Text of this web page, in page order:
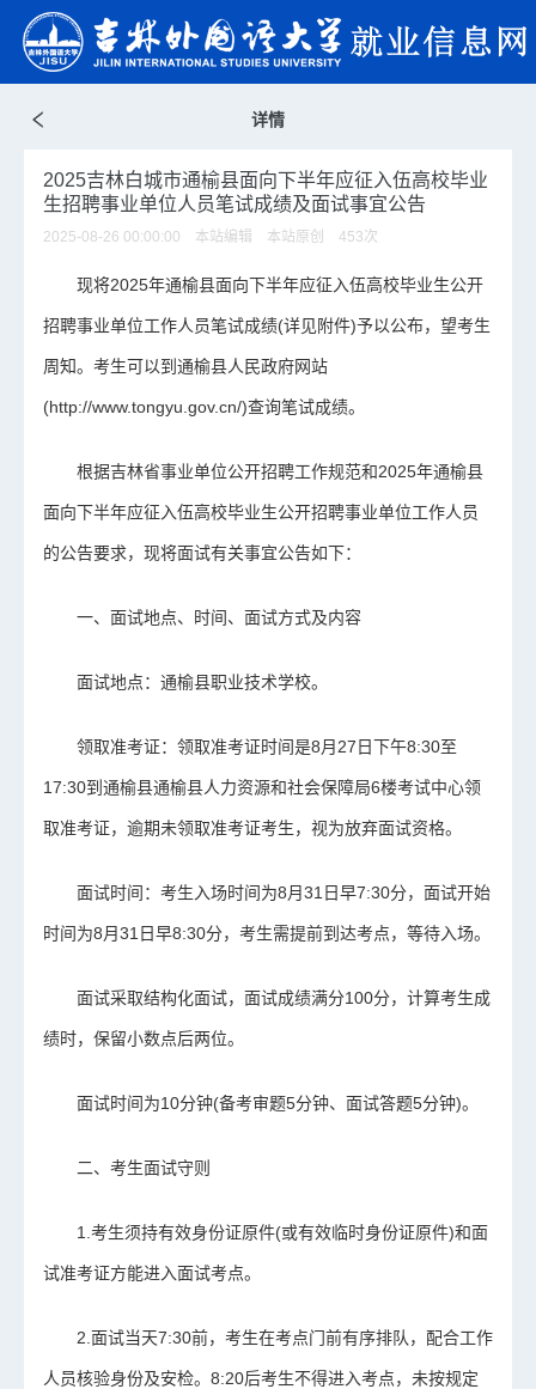
详情
2025吉林白城市通榆县面向下半年应征入伍高校毕业
生招聘事业单位人员笔试成绩及面试事宜公告
2025-08-26 00:00:00 本站编辑 本站原创 453次
现将2025年通榆县面向下半年应征入伍高校毕业生公开
招聘事业单位工作人员笔试成绩(详见附件)予以公布，望考生
周知。考生可以到通榆县人民政府网站
(http://www.tongyu.gov.cn/)查询笔试成绩。
根据吉林省事业单位公开招聘工作规范和2025年通榆县
面向下半年应征入伍高校毕业生公开招聘事业单位工作人员
的公告要求，现将面试有关事宜公告如下：
一、面试地点、时间、面试方式及内容
面试地点：通榆县职业技术学校。
领取准考证：领取准考证时间是8月27日下午8:30至
17:30到通榆县通榆县人力资源和社会保障局6楼考试中心领
取准考证，逾期未领取准考证考生，视为放弃面试资格。
面试时间：考生入场时间为8月31日早7:30分，面试开始
时间为8月31日早8:30分，考生需提前到达考点，等待入场。
面试采取结构化面试，面试成绩满分100分，计算考生成
绩时，保留小数点后两位。
面试时间为10分钟(备考审题5分钟、面试答题5分钟)。
二、考生面试守则
1.考生须持有效身份证原件(或有效临时身份证原件)和面
试准考证方能进入面试考点。
2.面试当天7:30前，考生在考点门前有序排队，配合工作
人员核验身份及安检。8:20后考生不得进入考点，未按规定